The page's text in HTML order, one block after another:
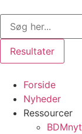
indhold
Search
Resultater
Forside
Nyheder
Ressourcer
BDMnyt